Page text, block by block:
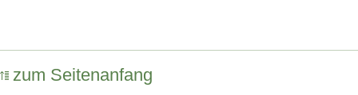
zum Seitenanfang